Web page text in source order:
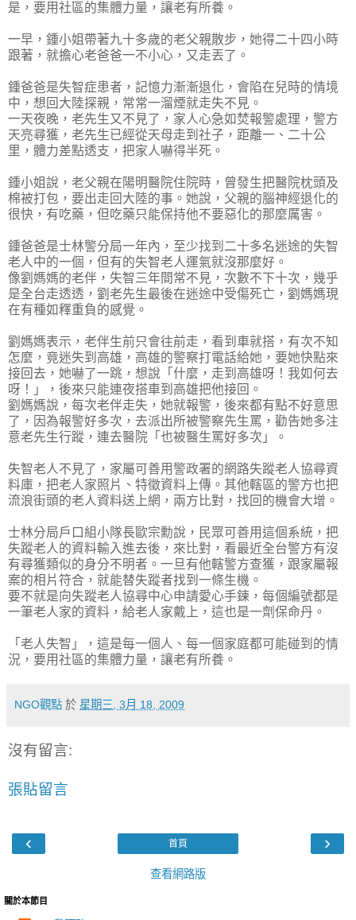
是，要用社區的集體力量，讓老有所養。
一早，鍾小姐帶著九十多歲的老父親散步，她得二十四小時
跟著，就擔心老爸爸一不小心，又走丟了。
鍾爸爸是失智症患者，記憶力漸漸退化，會陷在兒時的情境
中，想回大陸探親，常常一溜煙就走失不見。
一天夜晚，老先生又不見了，家人心急如焚報警處理，警方
天亮尋獲，老先生已經從天母走到社子，距離一、二十公
里，體力差點透支，把家人嚇得半死。
鍾小姐說，老父親在陽明醫院住院時，曾發生把醫院枕頭及
棉被打包，要出走回大陸的事。她說，父親的腦神經退化的
很快，有吃藥，但吃藥只能保持他不要惡化的那麼厲害。
鍾爸爸是士林警分局一年內，至少找到二十多名迷途的失智
老人中的一個，但有的失智老人運氣就沒那麼好。
像劉媽媽的老伴，失智三年間常不見，次數不下十次，幾乎
是全台走透透，劉老先生最後在迷途中受傷死亡，劉媽媽現
在有種如釋重負的感覺。
劉媽媽表示，老伴生前只會往前走，看到車就搭，有次不知
怎麼，竟迷失到高雄，高雄的警察打電話給她，要她快點來
接回去，她嚇了一跳，想說「什麼，走到高雄呀！我如何去
呀！」，後來只能連夜搭車到高雄把他接回。
劉媽媽說，每次老伴走失，她就報警，後來都有點不好意思
了，因為報警好多次，去派出所被警察先生罵，勸告她多注
意老先生行蹤，連去醫院「也被醫生罵好多次」。
失智老人不見了，家屬可善用警政署的網路失蹤老人協尋資
料庫，把老人家照片、特徵資料上傳。其他轄區的警方也把
流浪街頭的老人資料送上網，兩方比對，找回的機會大增。
士林分局戶口組小隊長歐宗勳說，民眾可善用這個系統，把
失蹤老人的資料輸入進去後，來比對，看最近全台警方有沒
有尋獲類似的身分不明者。一旦有他轄警方查獲，跟家屬報
案的相片符合，就能替失蹤者找到一條生機。
要不就是向失蹤老人協尋中心申請愛心手鍊，每個編號都是
一筆老人家的資料，給老人家戴上，這也是一劑保命丹。
「老人失智」，這是每一個人、每一個家庭都可能碰到的情
況，要用社區的集體力量，讓老有所養。
NGO觀點 於 星期三, 3月 18, 2009
沒有留言:
張貼留言
‹ ›
首頁
查看網路版
關於本節目